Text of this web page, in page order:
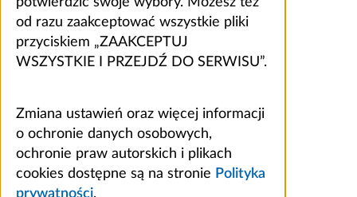
od razu zaakceptować wszystkie pliki
przyciskiem „ZAAKCEPTUJ
WSZYSTKIE I PRZEJDŹ DO SERWISU”.
Zmiana ustawień oraz więcej informacji
o ochronie danych osobowych,
ochronie praw autorskich i plikach
cookies dostępne są na stronie Polityka
prywatności.